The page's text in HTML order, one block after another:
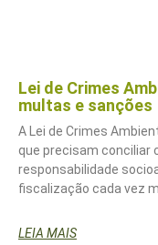
Lei de Crimes
multas e sanções
A Lei de Crimes
que precisam conciliar
responsabilidade
fiscalização cada vez
LEIA MAIS